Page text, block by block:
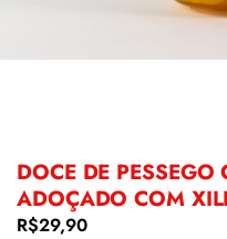
DOCE DE PESSEGO
ADOÇADO COM
R$29,90